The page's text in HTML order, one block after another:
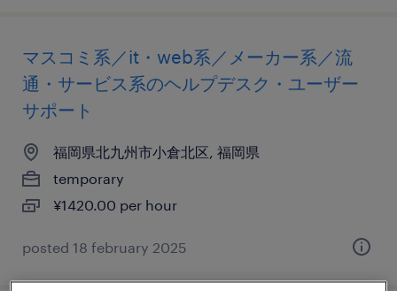
マスコミ系／it・web系／メーカー系／流
通・サービス系のヘルプデスク・ユーザー
サポート
福岡県北九州市小倉北区, 福岡県
temporary
¥1420.00 per hour
posted 18 february 2025